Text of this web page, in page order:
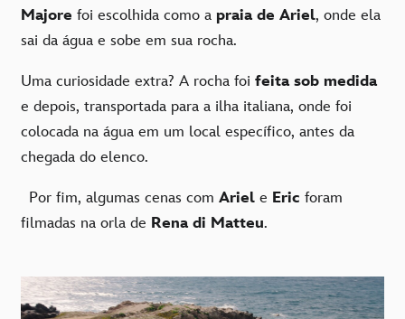
Majore foi escolhida como a praia de Ariel, onde ela
sai da água e sobe em sua rocha.
Uma curiosidade extra? A rocha foi feita sob medida
e depois, transportada para a ilha italiana, onde foi
colocada na água em um local específico, antes da
chegada do elenco.
Por fim, algumas cenas com Ariel e Eric foram
filmadas na orla de Rena di Matteu.